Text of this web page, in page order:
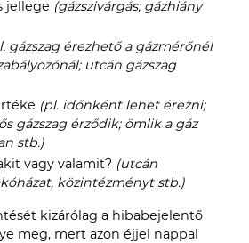
jellege (gázszivárgás; gázhiány
gázszag érezhető a gázmérőnél
utcán gázszag
(pl. időnként lehet érezni;
gázszag érződik; ömlik a gáz
stb.)
vagy valamit? (utcán
közintézményt stb.)
kizárólag a hibabejelentő
meg, mert azon éjjel nappal